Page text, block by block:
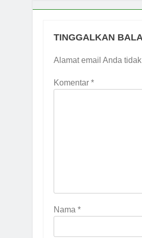
TINGGALKAN
Alamat email Anda
Komentar *
Nama *